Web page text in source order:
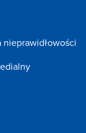
nieprawidłowości